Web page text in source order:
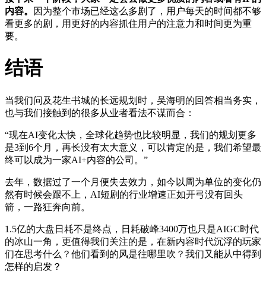
内容。
因为整个市场已经这么多剧了，用户每天的时间都不够
看更多的剧，用更好的内容抓住用户的注意力和时间更为重
要。
结语
当我们问及花生书城的长远规划时，吴海明的回答相当务实，
也与我们接触到的很多从业者看法不谋而合：
“现在AI变化太快，全球化趋势也比较明显，我们的规划更多
是3到6个月，再长没有太大意义，可以肯定的是，我们希望最
终可以成为一家AI+内容的公司。”
去年，数据过了一个月便失去效力，如今以周为单位的变化仍
然有时候会跟不上，AI短剧的行业增速正如开弓没有回头
箭，一路狂奔向前。
1.5亿的大盘日耗不是终点，日耗破峰3400万也只是AIGC时代
的冰山一角，更值得我们关注的是，在新内容时代沉浮的玩家
们在思考什么？他们看到的风是往哪里吹？我们又能从中得到
怎样的启发？